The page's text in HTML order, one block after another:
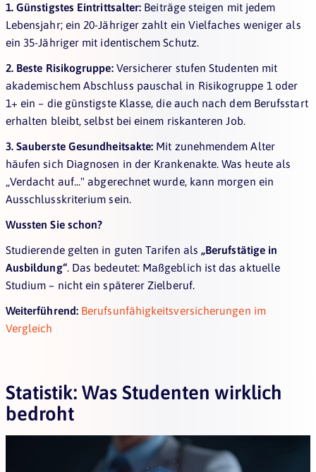
1. Günstigstes Eintrittsalter: Beiträge steigen mit jedem
Lebensjahr; ein 20-Jähriger zahlt ein Vielfaches weniger als
ein 35-Jähriger mit identischem Schutz.
2. Beste Risikogruppe:Versicherer stufen Studenten mit
akademischem Abschluss pauschal in Risikogruppe 1 oder
1+ ein – die günstigste Klasse, die auch nach dem Berufsstart
erhalten bleibt, selbst bei einem riskanteren Job.
3. Sauberste Gesundheitsakte: Mit zunehmendem Alter
häufen sich Diagnosen in der Krankenakte. Was heute als
„Verdacht auf..." abgerechnet wurde, kann morgen ein
Ausschlusskriterium sein.
Wussten Sie schon?
Studierende gelten in guten Tarifen als„Berufstätige in
Ausbildung“. Das bedeutet: Maßgeblich ist das aktuelle
Studium – nicht ein späterer Zielberuf.
Weiterführend: Berufsunfähigkeitsversicherungen im
Vergleich
Statistik: Was Studenten wirklich
bedroht